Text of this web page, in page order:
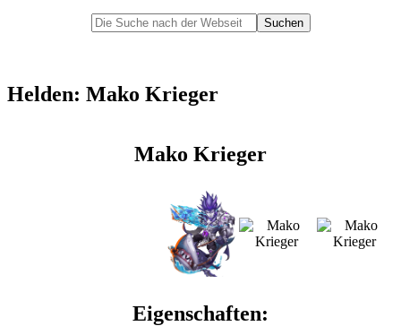
Helden: Mako Krieger
Mako Krieger
Eigenschaften: